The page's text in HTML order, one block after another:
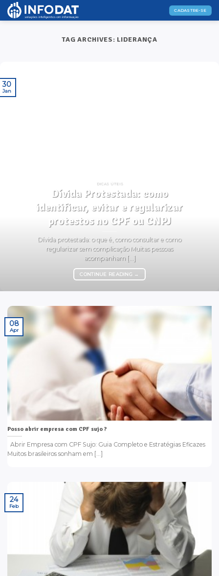
Skip
CADASTRE-SE
TAG ARCHIVES: LIDERANÇA
DICAS ÚTEIS
Dívida Protestada: como
identificar, evitar e regularizar
protestos no CPF ou CNPJ
Dívida protestada: o que é, como consultar e como
regularizar sem complicação Muitas pessoas
acompanham [...]
CONTINUE READING →
30
Jan
Posso abrir empresa com CPF sujo ?
Abrir Empresa com CPF Sujo: Guia Completo e Estratégias Eficazes
Muitos brasileiros sonham em [...]
08
Apr
24
Feb